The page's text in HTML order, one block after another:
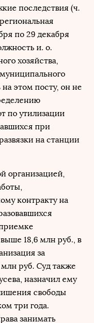
последствия (ч.
по 29 декабря
и. о.
хозяйства,
этом посту, он не
по утилизации
при
на станции
организацией,
контракту на
18,6 млн руб., в
за
руб. Суд также
назначил ему
свободы
три года.
занимать